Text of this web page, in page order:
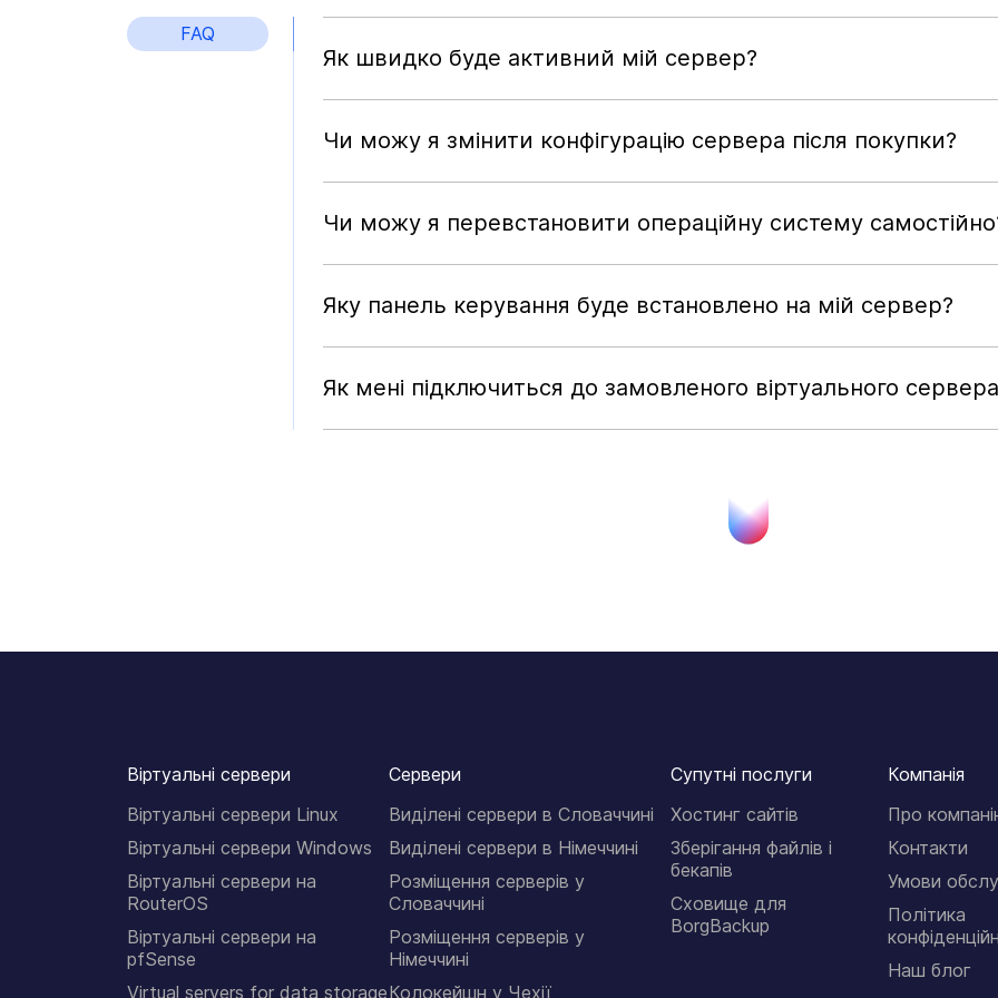
FAQ
Як швидко буде активний мій сервер?
Чи можу я змінити конфігурацію сервера після покупки?
Чи можу я перевстановити операційну систему
Яку панель керування буде встановлено на мій сервер?
Як мені підключиться до замовленого віртуального
Віртуальні сервери
Віртуальні сервери Linux
Віртуальні сервери Windows
Віртуальні сервери на
RouterOS
Віртуальні сервери на
pfSense
Virtual servers for data storage
Сервери
Виділені сервери в Словаччині
Виділені сервери в Німеччині
Розміщення серверів у
Словаччині
Розміщення серверів у
Німеччині
Колокейшн у Чехії
Супутні послуги
Хостинг сайтів
Зберігання файлів і
бекапів
Сховище для
BorgBackup
Компанія
Про
Контакти
Умови
Політика
Наш блог